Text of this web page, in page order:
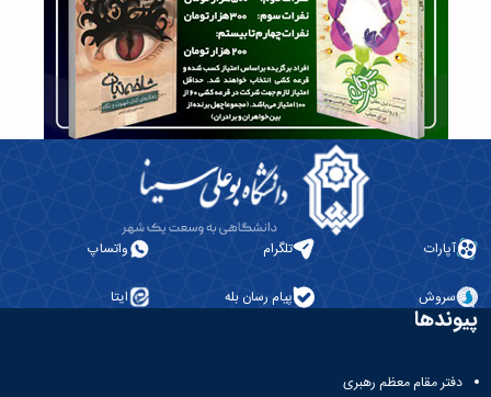
و
پشتیبانی
فرهنگی
و
اجتماعی
آپارات تلگرام واتساپ
سروش پیام رسان بله ایتا
پیوندها
دفتر مقام معظم رهبری